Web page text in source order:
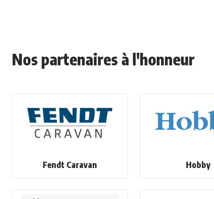
Nos partenaires à l'honneur
Fendt Caravan Hobby